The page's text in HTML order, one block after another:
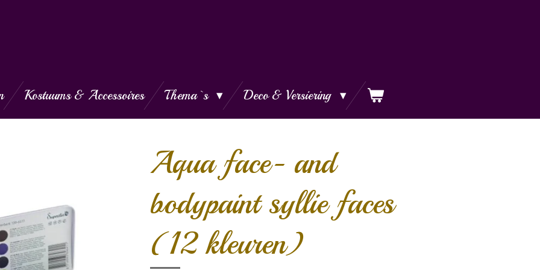
Kostuums & Accessoires Thema`s Deco & Versiering
Aqua face- and
bodypaint syllie faces
(12 kleuren)